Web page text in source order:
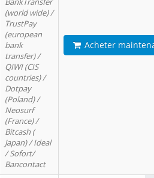
(world wide) /
TrustPay
(european
bank
transfer) /
QIWI (CIS
countries) /
Dotpay
(Poland) /
Neosurf
(France) /
Bitcash (
Japan) / Ideal
/ Sofort/
Bancontact
Acheter